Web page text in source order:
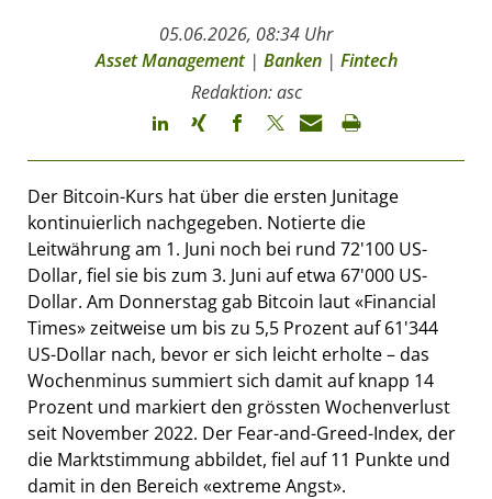
05.06.2026, 08:34 Uhr
Asset Management| Banken| Fintech
Redaktion: asc
Der Bitcoin-Kurs hat über die ersten Junitage
kontinuierlich nachgegeben. Notierte die
Leitwährung am 1. Juni noch bei rund 72'100 US-
Dollar, fiel sie bis zum 3. Juni auf etwa 67'000 US-
Dollar. Am Donnerstag gab Bitcoin laut «Financial
Times» zeitweise um bis zu 5,5 Prozent auf 61'344
US-Dollar nach, bevor er sich leicht erholte – das
Wochenminus summiert sich damit auf knapp 14
Prozent und markiert den grössten Wochenverlust
seit November 2022. Der Fear-and-Greed-Index, der
die Marktstimmung abbildet, fiel auf 11 Punkte und
damit in den Bereich «extreme Angst».